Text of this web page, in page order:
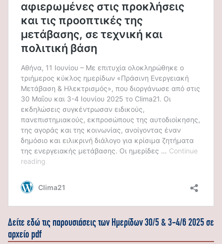
Δείτε εδώ τις παρουσιάσεις των Ημερίδων 30/5 & 3-4/6 2025 σε
αρχείο pdf